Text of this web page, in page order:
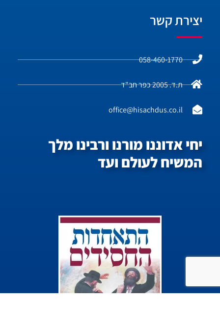
יצירת קשר
058-460-1770
ת.ד. 2005 כפר חב"ד
office@hisachdus.co.il
יחי אדוננו מורנו ורבינו מלך
המשיח לעולם ועד